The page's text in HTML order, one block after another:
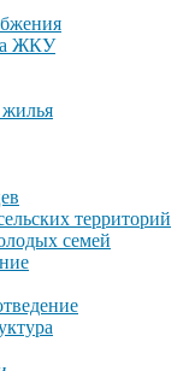
ЖКУ
жилья
территорий
семей